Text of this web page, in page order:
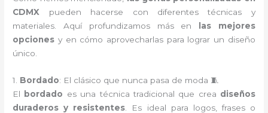
CDMX pueden hacerse con diferentes técnicas y
materiales. Aquí profundizamos más en
las mejores
opciones y en cómo aprovecharlas para lograr un diseño
único.
1. Bordado: El clásico que nunca pasa de moda 🧵
El
bordado es una técnica tradicional que crea diseños
duraderos y resistentes . Es ideal para logos, frases o